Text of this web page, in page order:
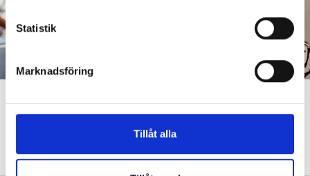
c
k
e
v
Statistik
Marknadsföring
Tillåt alla
”Att ställa krav är inte elakt”
”Att ställa krav är inte elakt. Att vara schysst är inte alltid
snällt. Många gånger är det bara ett svek”, skriver Ulrica Björkblom
Agah om stöket i klassrummen.